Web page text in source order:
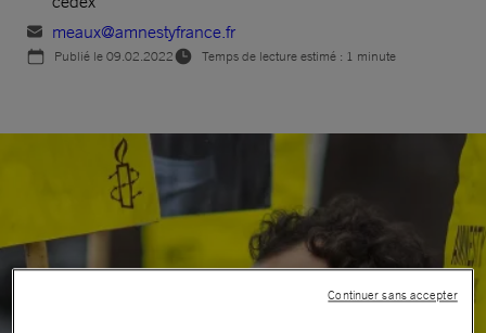
meaux@amnestyfrance.fr
Publié le09.02.2022 Temps de lecture estimé : 1 minute
Continuer sans accepter